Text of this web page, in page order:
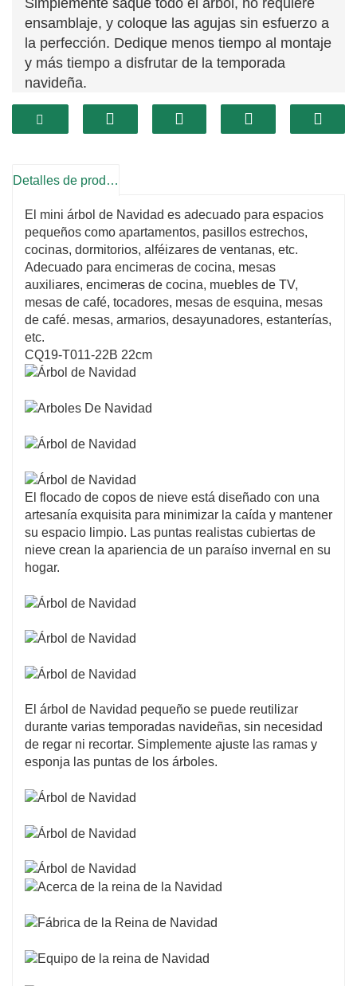
ensamblaje, y coloque las agujas sin esfuerzo a
la perfección. Dedique menos tiempo al montaje
y más tiempo a disfrutar de la temporada
navideña.
Duradero y reutilizable:Elaborado con
materiales de alta calidad, este árbol de
celebraciones. Se puede almacenar y reutilizar
lo que le permitirá ahorrar dinero y reducir el
desperdicio.
Detalles de producto
El mini árbol de Navidad es adecuado para espacios
pequeños como apartamentos, pasillos estrechos,
cocinas, dormitorios, alféizares de ventanas, etc.
Adecuado para encimeras de cocina, mesas
auxiliares, encimeras de cocina, muebles de TV,
mesas de café, tocadores, mesas de esquina, mesas
de café. mesas, armarios, desayunadores, estanterías,
etc.
CQ19-T011-22B 22cm
El flocado de copos de nieve está diseñado con una
artesanía exquisita para minimizar la caída y mantener
su espacio limpio. Las puntas realistas cubiertas de
nieve crean la apariencia de un paraíso invernal en su
hogar.
El árbol de Navidad pequeño se puede reutilizar
durante varias temporadas navideñas, sin necesidad
de regar ni recortar. Simplemente ajuste las ramas y
esponja las puntas de los árboles.